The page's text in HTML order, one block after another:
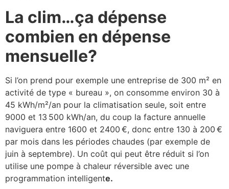
La clim…ça dépense
combien en dépense
mensuelle?
Si l’on prend pour exemple une entreprise de 300 m² en
activité de type « bureau », on consomme environ 30 à
45 kWh/m²/an pour la climatisation seule, soit entre
9000 et 13 500 kWh/an, du coup la facture annuelle
naviguera entre 1600 et 2400 €, donc entre 130 à 200 €
par mois dans les périodes chaudes (par exemple de
juin à septembre). Un coût qui peut être réduit si l’on
utilise une pompe à chaleur réversible avec une
programmation intelligente.